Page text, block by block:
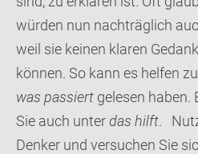
würden nun nachträglich
weil sie keinen klaren
können. So kann es helfen
was passiert gelesen haben.
Sie auch unterdas hilft.
Denker und versuchen Sie